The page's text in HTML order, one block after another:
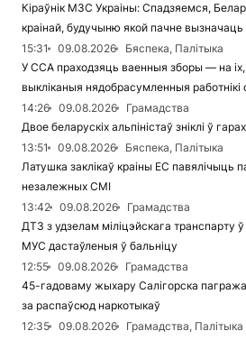
Кіраўнік МЗС Украіны: Спадзяемся,
краінай, будучыню якой пачне
15:31
09.08.2026
Бяспека, Палітыка
У ССА праходзяць ваенныя зборы — на
выкліканыя нядобрасумленныя работнікі
14:26
09.08.2026
Грамадства
Двое беларускіх альпіністаў зніклі ў
13:51
09.08.2026
Бяспека, Палітыка
Латушка заклікаў краіны ЕС павялічыць
незалежных СМІ
13:42
09.08.2026
Грамадства
ДТЗ з удзелам міліцэйскага транспарту
МУС дастаўленыя ў бальніцу
12:55
09.08.2026
Грамадства
45-гадоваму жыхару Салігорска
за распаўсюд наркотыкаў
12:35
09.08.2026
Грамадства, Палітыка